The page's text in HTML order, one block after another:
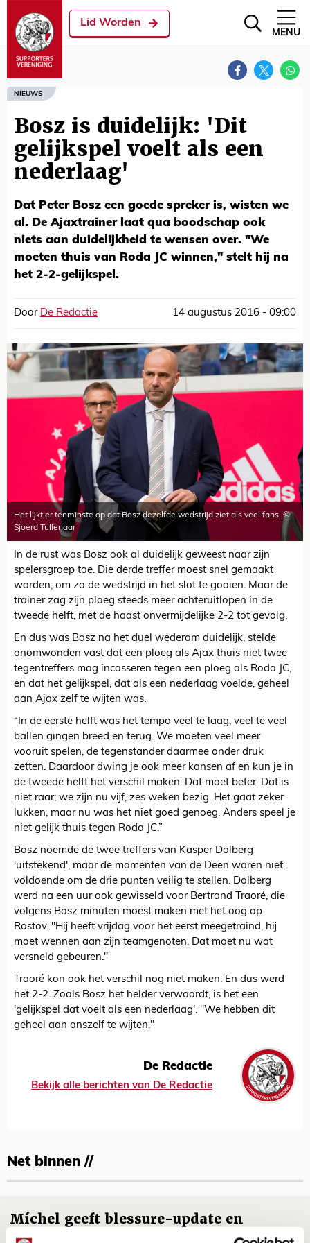
Lid Worden
MENU
NIEUWS
Bosz is duidelijk: 'Dit
gelijkspel voelt als een
nederlaag'
Dat Peter Bosz een goede spreker is, wisten we
al. De Ajaxtrainer laat qua boodschap ook
niets aan duidelijkheid te wensen over. "We
moeten thuis van Roda JC winnen," stelt hij na
het 2-2-gelijkspel.
Door De Redactie 14 augustus 2016 - 09:00
Het lijkt er tenminste op dat Bosz dezelfde wedstrijd ziet als veel fans. ©
Sjoerd Tullenaar
In de rust was Bosz ook al duidelijk geweest naar zijn
spelersgroep toe. Die derde treffer moest snel gemaakt
worden, om zo de wedstrijd in het slot te gooien. Maar de
trainer zag zijn ploeg steeds meer achteruitlopen in de
tweede helft, met de haast onvermijdelijke 2-2 tot gevolg.
En dus was Bosz na het duel wederom duidelijk, stelde
onomwonden vast dat een ploeg als Ajax thuis niet twee
tegentreffers mag incasseren tegen een ploeg als Roda JC,
en dat het gelijkspel, dat als een nederlaag voelde, geheel
aan Ajax zelf te wijten was.
“In de eerste helft was het tempo veel te laag, veel te veel
ballen gingen breed en terug. We moeten veel meer
vooruit spelen, de tegenstander daarmee onder druk
zetten. Daardoor dwing je ook meer kansen af en kun je in
de tweede helft het verschil maken. Dat moet beter. Dat is
niet raar; we zijn nu vijf, zes weken bezig. Het gaat zeker
lukken, maar nu was het niet goed genoeg. Anders speel je
niet gelijk thuis tegen Roda JC.”
Bosz noemde de twee treffers van Kasper Dolberg
'uitstekend', maar de momenten van de Deen waren niet
voldoende om de drie punten veilig te stellen. Dolberg
werd na een uur ook gewisseld voor Bertrand Traoré, die
volgens Bosz minuten moest maken met het oog op
Rostov. "Hij heeft vrijdag voor het eerst meegetraind, hij
moet wennen aan zijn teamgenoten. Dat moet nu wat
versneld gebeuren."
Traoré kon ook het verschil nog niet maken. En dus werd
het 2-2. Zoals Bosz het helder verwoordt, is het een
'gelijkspel dat voelt als een nederlaag'. "We hebben dit
geheel aan onszelf te wijten."
De Redactie
Bekijk alle berichten van De Redactie
Net binnen //
Míchel geeft blessure-update en
spreekt over Godts, Baas en